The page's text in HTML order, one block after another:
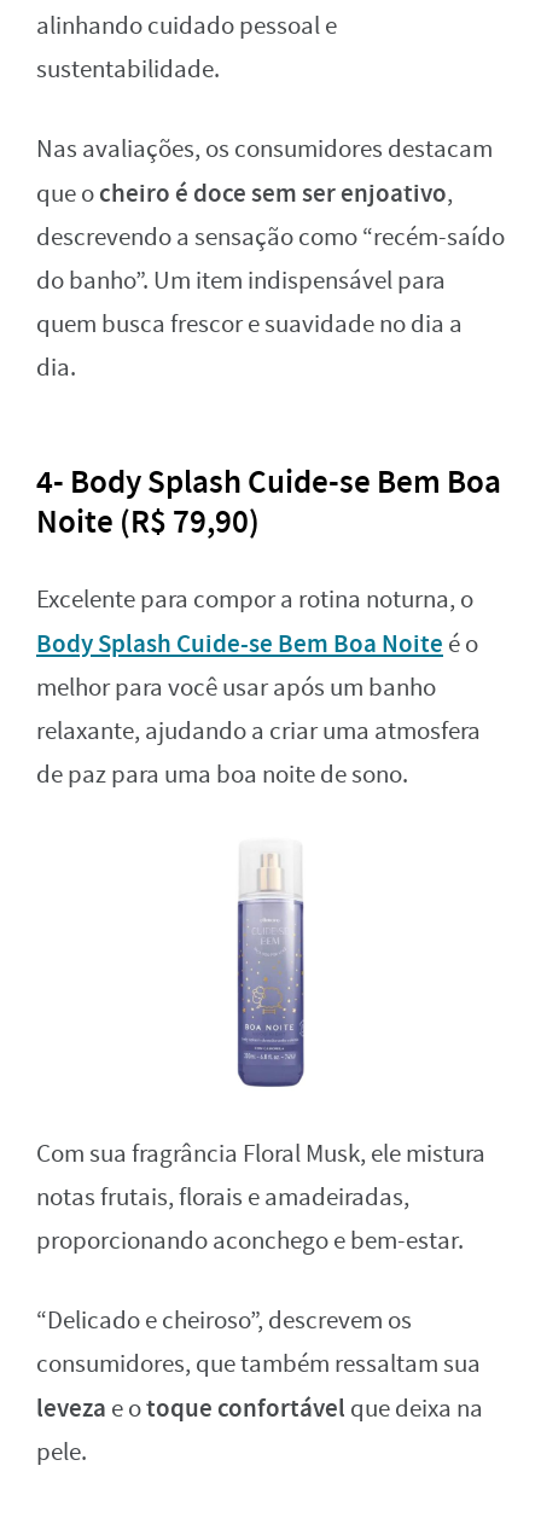
alinhando cuidado pessoal e
sustentabilidade.
Nas avaliações, os consumidores destacam
que ocheiro é doce sem ser enjoativo,
descrevendo a sensação como “recém-saído
do banho”. Um item indispensável para
quem busca frescor e suavidade no dia a
dia.
4- Body Splash Cuide-se Bem Boa
Noite (R$ 79,90)
Excelente para compor a rotina noturna, o
Body Splash Cuide-se Bem Boa Noite é o
melhor para você usar após um banho
relaxante, ajudando a criar uma atmosfera
de paz para uma boa noite de sono.
Com sua fragrância Floral Musk, ele mistura
notas frutais, florais e amadeiradas,
proporcionando aconchego e bem-estar.
“Delicado e cheiroso”, descrevem os
consumidores, que também ressaltam sua
leveza e otoque confortável que deixa na
pele.